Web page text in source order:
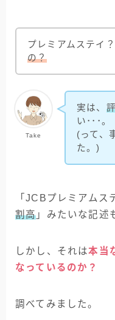
プレミアムステイ？
の？
Take
実は、
い･･･。
(って、
た。)
「JCBプレミアムス
割高 」みたいな記述
しかし、それは本当
なっているのか？
調べてみました。